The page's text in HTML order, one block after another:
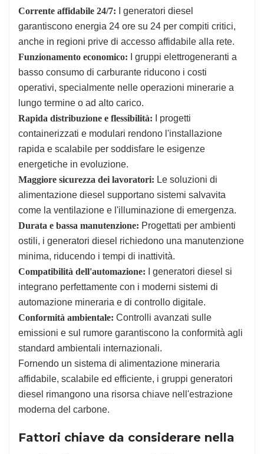
Corrente affidabile 24/7: I generatori diesel
garantiscono energia 24 ore su 24 per compiti critici,
anche in regioni prive di accesso affidabile alla rete.
Funzionamento economico: I gruppi elettrogeneranti a
basso consumo di carburante riducono i costi
operativi, specialmente nelle operazioni minerarie a
lungo termine o ad alto carico.
Rapida distribuzione e flessibilità: I progetti
containerizzati e modulari rendono l'installazione
rapida e scalabile per soddisfare le esigenze
energetiche in evoluzione.
Maggiore sicurezza dei lavoratori: Le soluzioni di
alimentazione diesel supportano sistemi salvavita
come la ventilazione e l'illuminazione di emergenza.
Durata e bassa manutenzione: Progettati per ambienti
ostili, i generatori diesel richiedono una manutenzione
minima, riducendo i tempi di inattività.
Compatibilità dell'automazione: I generatori diesel si
integrano perfettamente con i moderni sistemi di
automazione mineraria e di controllo digitale.
Conformità ambientale: Controlli avanzati sulle
emissioni e sul rumore garantiscono la conformità agli
standard ambientali internazionali.
Fornendo un sistema di alimentazione mineraria
affidabile, scalabile ed efficiente, i gruppi generatori
diesel rimangono una risorsa chiave nell'estrazione
moderna del carbone.
Fattori chiave da considerare nella